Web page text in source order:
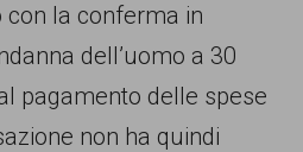
la conferma in
dell’uomo a 30
pagamento delle spese
non ha quindi